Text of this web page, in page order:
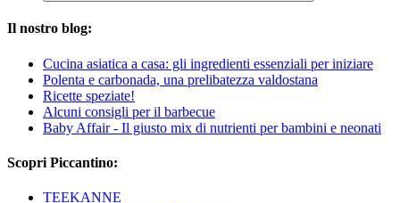
Il nostro blog:
Cucina asiatica a casa: gli ingredienti essenziali per iniziare
Polenta e carbonada, una prelibatezza valdostana
Ricette speziate!
Alcuni consigli per il barbecue
Baby Affair - Il giusto mix di nutrienti per bambini e neonati
Scopri Piccantino:
TEEKANNE